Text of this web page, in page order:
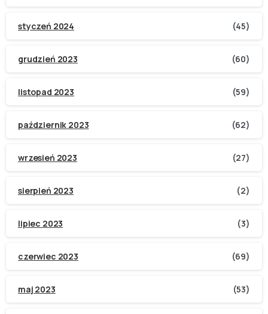
styczeń 2024 (45)
grudzień 2023 (60)
listopad 2023 (59)
październik 2023 (62)
wrzesień 2023 (27)
sierpień 2023 (2)
lipiec 2023 (3)
czerwiec 2023 (69)
maj 2023 (53)